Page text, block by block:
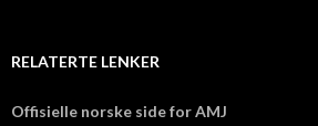
RELATERTE LENKER
Offisielle norske side for AMJ